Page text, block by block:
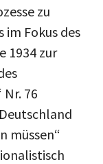
zu
im Fokus des
1934 zur
76
müssen“